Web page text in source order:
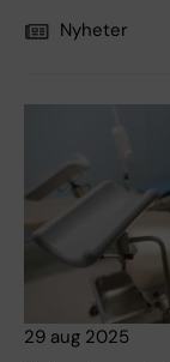
Nyheter
29 aug 2025